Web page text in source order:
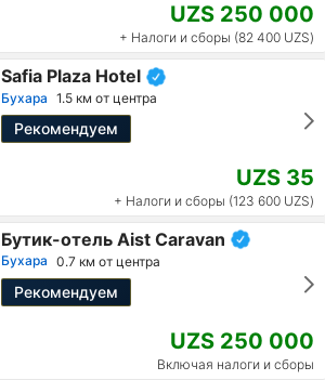
UZS 250 000
+ Налоги и сборы (82 400 UZS)
Safia Plaza Hotel
Бухара 1.5 км от центра
Рекомендуем
UZS 35
+ Налоги и сборы (123 600 UZS)
Бутик-отель Aist Caravan
Бухара 0.7 км от центра
Рекомендуем
UZS 250 000
Включая налоги и сборы